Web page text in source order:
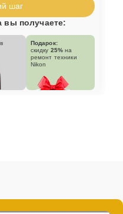
шаг
вы получаете:
Подарок:
скидку 25% на
ремонт техники
Nikon